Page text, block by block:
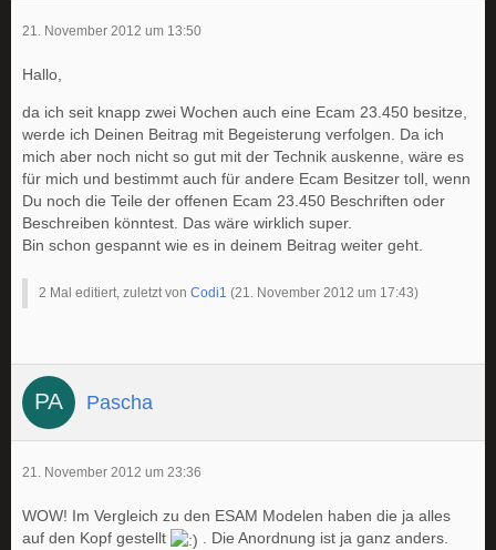
21. November 2012 um 13:50
Hallo,
da ich seit knapp zwei Wochen auch eine Ecam 23.450 besitze,
werde ich Deinen Beitrag mit Begeisterung verfolgen. Da ich
mich aber noch nicht so gut mit der Technik auskenne, wäre es
für mich und bestimmt auch für andere Ecam Besitzer toll, wenn
Du noch die Teile der offenen Ecam 23.450 Beschriften oder
Beschreiben könntest. Das wäre wirklich super.
Bin schon gespannt wie es in deinem Beitrag weiter geht.
2 Mal editiert, zuletzt von Codi1 (21. November 2012 um 17:43)
Pascha
21. November 2012 um 23:36
WOW! Im Vergleich zu den ESAM Modelen haben die ja alles
auf den Kopf gestellt
. Die Anordnung ist ja ganz anders.